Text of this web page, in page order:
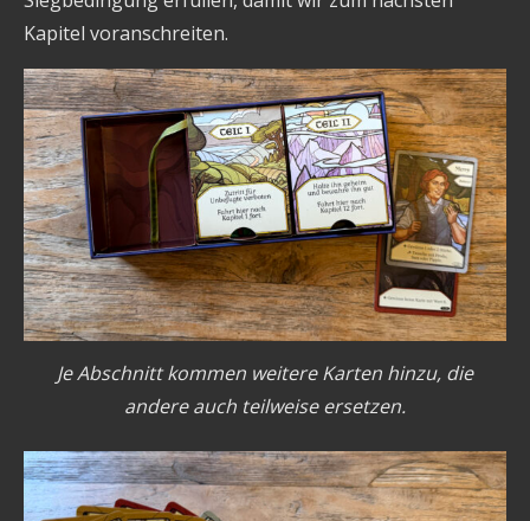
Kapitel voranschreiten.
Je Abschnitt kommen weitere Karten hinzu, die
andere auch teilweise ersetzen.